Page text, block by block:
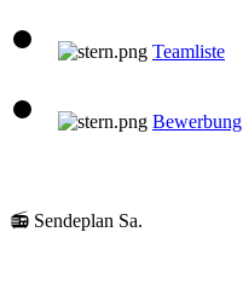
Teamliste
Bewerbung
📻 Sendeplan Sa.